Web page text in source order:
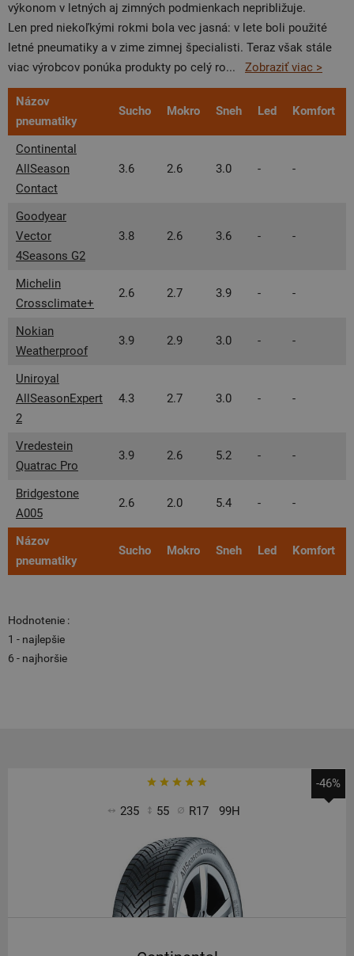
výkonom v letných aj zimných podmienkach nepribližuje.
Len pred niekoľkými rokmi bola vec jasná: v lete boli použité
letné pneumatiky a v zime zimnej špecialisti. Teraz však stále
viac výrobcov ponúka produkty po celý ro... Zobraziť viac >
Názov
pneumatiky
Sucho Mokro Sneh Led Komfort
Continental
AllSeason
Contact
3.6 2.6 3.0 - -
Goodyear
Vector
4Seasons G2
3.8 2.6 3.6 - -
Michelin
Crossclimate+
2.6 2.7 3.9 - -
Nokian
Weatherproof
3.9 2.9 3.0 - -
Uniroyal
AllSeasonExpert
2
4.3 2.7 3.0 - -
Vredestein
Quatrac Pro
3.9 2.6 5.2 - -
Bridgestone
A005
2.6 2.0 5.4 - -
Názov
pneumatiky
Sucho Mokro Sneh Led Komfort
Hodnotenie :
1 - najlepšie
6 - najhoršie
235 55 R17 99H
-46%